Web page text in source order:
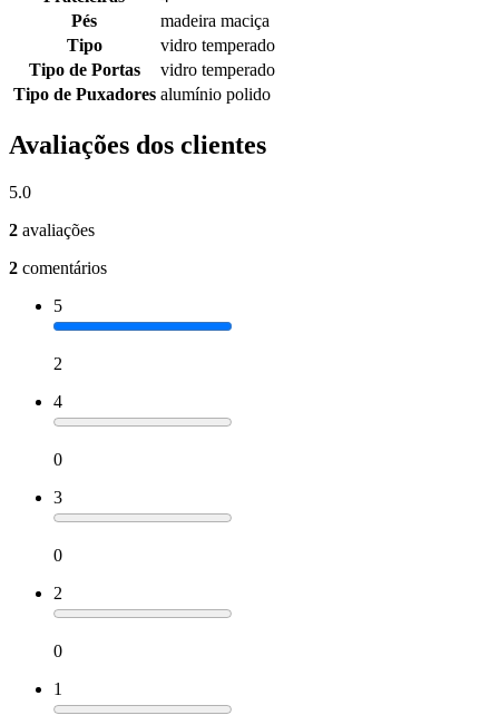
Pés
madeira maciça
Tipo
vidro temperado
Tipo de Portas
vidro temperado
Tipo de Puxadores alumínio polido
Avaliações dos clientes
5.0
2 avaliações
2 comentários
5
2
4
0
3
0
2
0
1